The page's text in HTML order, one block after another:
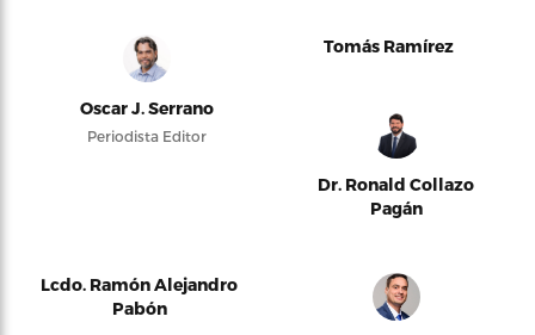
Oscar J. Serrano
Periodista Editor
Tomás Ramírez
Dr. Ronald Collazo
Pagán
Lcdo. Ramón Alejandro
Pabón